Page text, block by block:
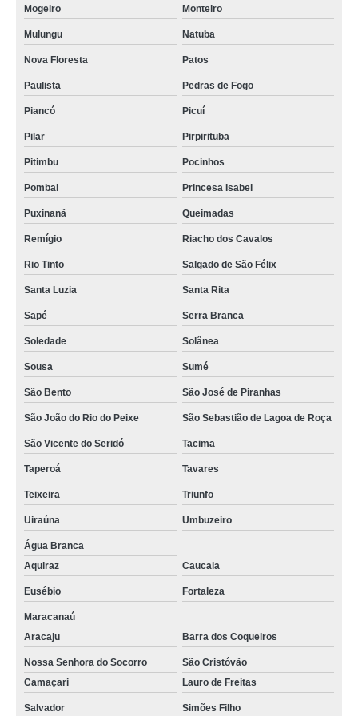
Pessoa
onde alugar coworking endereço comercial São José de Mipibu
coworking salas comericais compartilhadas contato Itatuba
onde alugar coworking de salas comerciais Pitimbu
cowoking salas comerciais compartilhadas São Gonçalo do Amarante
coworking sala comercial compartilhada Araruna
coworking de salas comerciais contato Guarabira
Pirpirituba
empresa especializada em coworkings comerciais Uiraúna
coworking salas comericais compartilhadas Cabo de Santo Agostinho
cowoking salas comerciais compartilhadas alugar Catolé do Rocha
coworking de salas comerciais Alagoa Grande
coworking sala comercial Pirpirituba
onde alugar coworking salas comerciais Cacimba de Dentro
coworking compartilhado comercial alugar Itabaiana
onde alugar coworking sala comercial compartilhada Camaragibe
onde alugar coworking salas comerciais Juru
coworking endereço comercial alugar Natal
coworking sala comercial Caucaia
onde alugar coworking compartilhado de salas comerciais Araruna
empresa especializada em coworking salas comericais compartilhadas
Bananeiras
Mogeiro Monteiro
Mulungu Natuba
Nova Floresta Patos
Paulista Pedras de Fogo
Piancó Picuí
Pilar Pirpirituba
Pitimbu Pocinhos
Pombal Princesa Isabel
Puxinanã Queimadas
Remígio Riacho dos Cavalos
Rio Tinto Salgado de São Félix
Santa Luzia Santa Rita
Sapé Serra Branca
Soledade Solânea
Sousa Sumé
São Bento São José de Piranhas
São João do Rio do Peixe São Sebastião de Lagoa de Roça
São Vicente do Seridó Tacima
Taperoá Tavares
Teixeira Triunfo
Uiraúna Umbuzeiro
Água Branca
Aquiraz
Caucaia
Eusébio Fortaleza
Maracanaú
Aracaju
Barra dos Coqueiros
Nossa Senhora do Socorro
São Cristóvão
Camaçari
Lauro de Freitas
Salvador
Simões Filho